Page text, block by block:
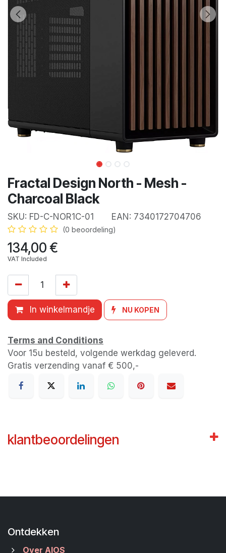
Fractal Design North - Mesh -
Charcoal Black
SKU: FD-C-NOR1C-01 EAN: 7340172704706
(0 beoordeling)
134,00€
VAT Included
In winkelmandje NU KOPEN
Terms and Conditions
Voor 15u besteld, volgende werkdag geleverd.
Gratis verzending vanaf € 500,-
klantbeoordelingen
Ontdekken
Over AIOS